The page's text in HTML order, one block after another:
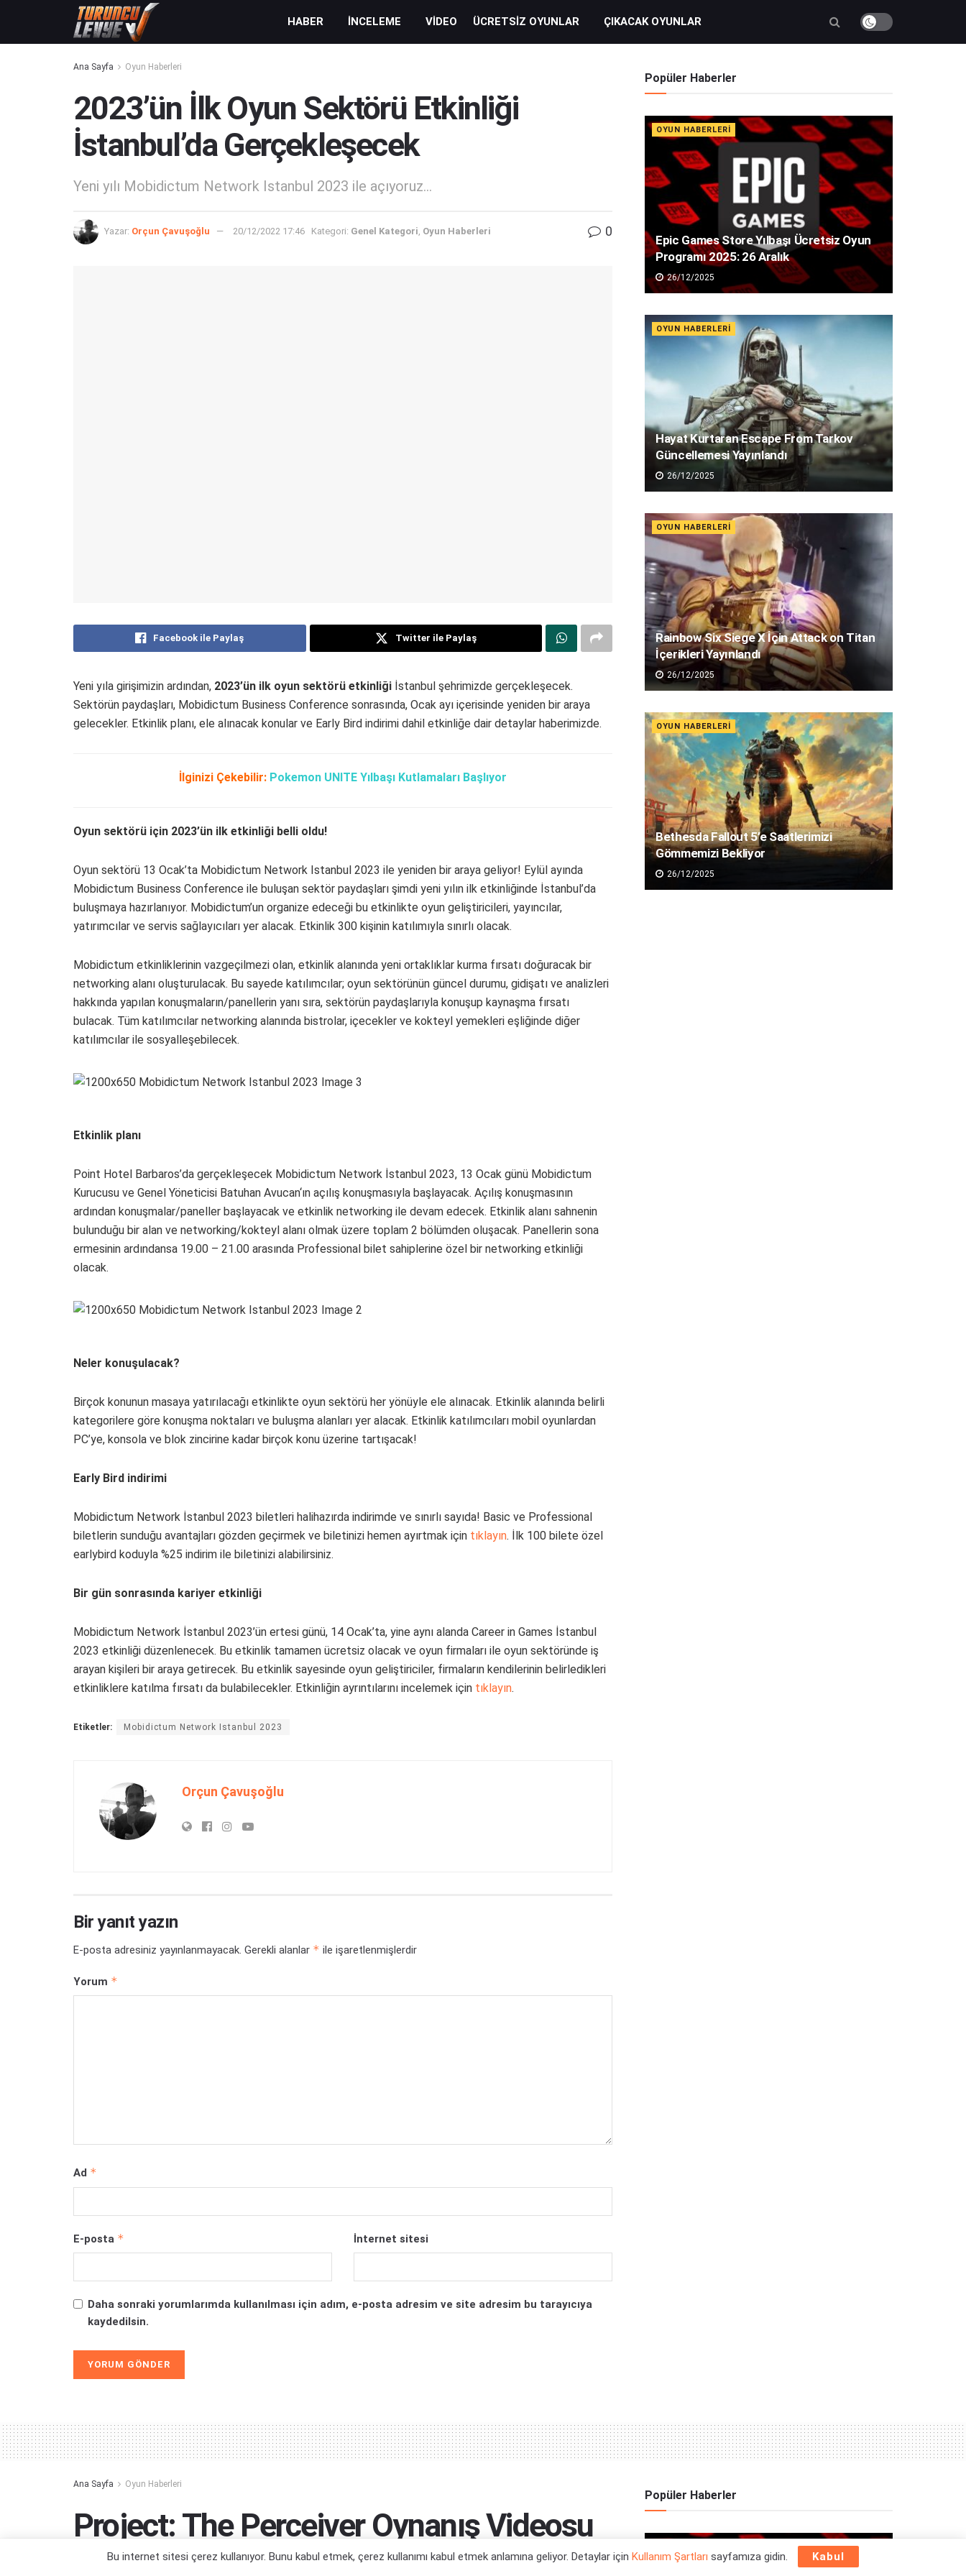
HABER İNCELEME VIDEO ÜCRETSIZ OYUNLAR ÇIKACAK OYUNLAR
Ana Sayfa Oyun Haberleri
2023’ün İlk Oyun Sektörü Etkinliği
İstanbul’da Gerçekleşecek
Yeni yılı Mobidictum Network Istanbul 2023 ile açıyoruz...
Yazar: Orçun Çavuşoğlu 20/12/2022 17:46 Kategori: Genel Kategori Oyun Haberleri 0
Facebook ile Paylaş Twitter ile Paylaş
Yeni yıla girişimizin ardından, 2023’ün ilk oyun sektörü etkinliği İstanbul şehrimizde gerçekleşecek.
Sektörün paydaşları, Mobidictum Business Conference sonrasında, Ocak ayı içerisinde yeniden bir araya
gelecekler. Etkinlik planı, ele alınacak konular ve Early Bird indirimi dahil etkinliğe dair detaylar haberimizde.
İlginizi Çekebilir: Pokemon UNITE Yılbaşı Kutlamaları Başlıyor
Oyun sektörü için 2023’ün ilk etkinliği belli oldu!
Oyun sektörü 13 Ocak’ta Mobidictum Network Istanbul 2023 ile yeniden bir araya geliyor! Eylül ayında
Mobidictum Business Conference ile buluşan sektör paydaşları şimdi yeni yılın ilk etkinliğinde İstanbul’da
buluşmaya hazırlanıyor. Mobidictum’un organize edeceği bu etkinlikte oyun geliştiricileri, yayıncılar,
yatırımcılar ve servis sağlayıcıları yer alacak. Etkinlik 300 kişinin katılımıyla sınırlı olacak.
Mobidictum etkinliklerinin vazgeçilmezi olan, etkinlik alanında yeni ortaklıklar kurma fırsatı doğuracak bir
networking alanı oluşturulacak. Bu sayede katılımcılar; oyun sektörünün güncel durumu, gidişatı ve analizleri
hakkında yapılan konuşmaların/panellerin yanı sıra, sektörün paydaşlarıyla konuşup kaynaşma fırsatı
bulacak. Tüm katılımcılar networking alanında bistrolar, içecekler ve kokteyl yemekleri eşliğinde diğer
katılımcılar ile sosyalleşebilecek.
Etkinlik planı
Point Hotel Barbaros’da gerçekleşecek Mobidictum Network İstanbul 2023, 13 Ocak günü Mobidictum
Kurucusu ve Genel Yöneticisi Batuhan Avucan‘ın açılış konuşmasıyla başlayacak. Açılış konuşmasının
ardından konuşmalar/paneller başlayacak ve etkinlik networking ile devam edecek. Etkinlik alanı sahnenin
bulunduğu bir alan ve networking/kokteyl alanı olmak üzere toplam 2 bölümden oluşacak. Panellerin sona
ermesinin ardındansa 19.00 – 21.00 arasında Professional bilet sahiplerine özel bir networking etkinliği
olacak.
Neler konuşulacak?
Birçok konunun masaya yatırılacağı etkinlikte oyun sektörü her yönüyle ele alınacak. Etkinlik alanında belirli
kategorilere göre konuşma noktaları ve buluşma alanları yer alacak. Etkinlik katılımcıları mobil oyunlardan
PC’ye, konsola ve blok zincirine kadar birçok konu üzerine tartışacak!
Early Bird indirimi
Mobidictum Network İstanbul 2023 biletleri halihazırda indirimde ve sınırlı sayıda! Basic ve Professional
biletlerin sunduğu avantajları gözden geçirmek ve biletinizi hemen ayırtmak için tıklayın. İlk 100 bilete özel
earlybird koduyla %25 indirim ile biletinizi alabilirsiniz.
Bir gün sonrasında kariyer etkinliği
Mobidictum Network İstanbul 2023’ün ertesi günü, 14 Ocak’ta, yine aynı alanda Career in Games İstanbul
2023 etkinliği düzenlenecek. Bu etkinlik tamamen ücretsiz olacak ve oyun firmaları ile oyun sektöründe iş
arayan kişileri bir araya getirecek. Bu etkinlik sayesinde oyun geliştiriciler, firmaların kendilerinin belirledikleri
etkinliklere katılma fırsatı da bulabilecekler. Etkinliğin ayrıntılarını incelemek için tıklayın.
Etiketler: Mobidictum Network Istanbul 2023
Orçun Çavuşoğlu
Bir yanıt yazın
E-posta adresiniz yayınlanmayacak. Gerekli alanlar * ile işaretlenmişlerdir
Yorum *
Ad *
E-posta * İnternet sitesi
Daha sonraki yorumlarımda kullanılması için adım, e-posta adresim ve site adresim bu tarayıcıya
kaydedilsin.
Popüler Haberler
OYUN HABERLERI
Epic Games Store Yılbaşı Ücretsiz Oyun
Programı 2025: 26 Aralık
26/12/2025
OYUN HABERLERI
Hayat Kurtaran Escape From Tarkov
Güncellemesi Yayınlandı
26/12/2025
OYUN HABERLERI
Rainbow Six Siege X İçin Attack on Titan
İçerikleri Yayınlandı
26/12/2025
OYUN HABERLERI
Bethesda Fallout 5’e Saatlerimizi
Gömmemizi Bekliyor
26/12/2025
Ana Sayfa Oyun Haberleri
Project: The Perceiver Oynanış Videosu
Yayınlandı
Popüler Haberler
Bu internet sitesi çerez kullanıyor. Bunu kabul etmek, çerez kullanımı kabul etmek anlamına geliyor. Detaylar için Kullanım Şartları sayfamıza gidin. Kabul